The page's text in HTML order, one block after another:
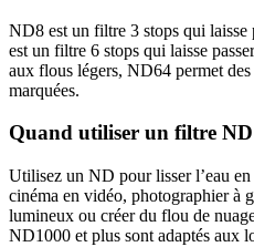
ND8 est un filtre 3 stops qui
est un filtre 6 stops qui laisse
aux flous légers, ND64 permet
marquées.
Quand utiliser un filtre
Utilisez un ND pour lisser l’eau
cinéma en vidéo, photographier à
lumineux ou créer du flou de
ND1000 et plus sont adaptés aux